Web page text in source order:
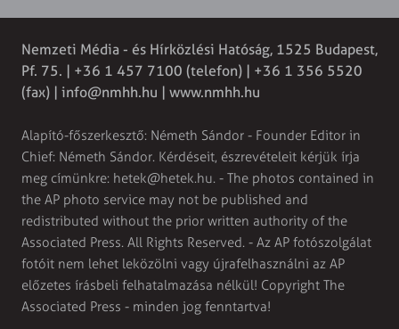
Nemzeti Média - és Hírközlési Hatóság, 1525 Budapest,
Pf. 75. | +36 1 457 7100 (telefon) | +36 1 356 5520
(fax) | info@nmhh.hu | www.nmhh.hu
Alapító-főszerkesztő: Németh Sándor - Founder Editor in
Chief: Németh Sándor. Kérdéseit, észrevételeit kérjük írja
meg címünkre: hetek@hetek.hu. - The photos contained in
the AP photo service may not be published and
redistributed without the prior written authority of the
Associated Press. All Rights Reserved. - Az AP fotószolgálat
fotóit nem lehet leközölni vagy újrafelhasználni az AP
előzetes írásbeli felhatalmazása nélkül! Copyright The
Associated Press - minden jog fenntartva!